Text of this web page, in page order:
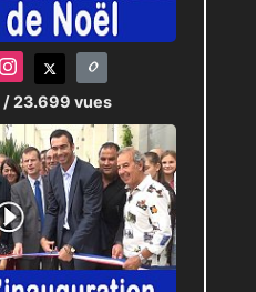
/ 23.699 vues